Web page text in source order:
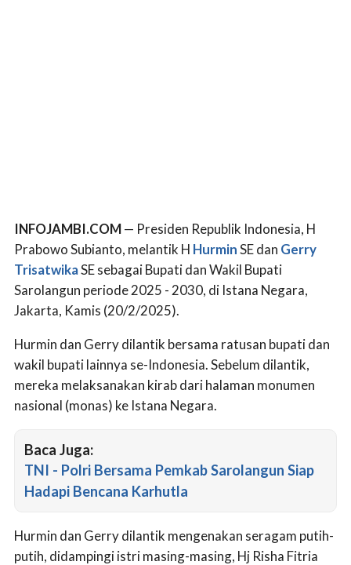
INFOJAMBI.COM— Presiden Republik Indonesia, H
Prabowo Subianto, melantik H HurminSE dan Gerry
TrisatwikaSE sebagai Bupati dan Wakil Bupati
Sarolangun periode 2025 - 2030, di Istana Negara,
Jakarta, Kamis (20/2/2025).
Hurmin dan Gerry dilantik bersama ratusan bupati dan
wakil bupati lainnya se-Indonesia. Sebelum dilantik,
mereka melaksanakan kirab dari halaman monumen
nasional (monas) ke Istana Negara.
Baca Juga:
TNI - Polri Bersama Pemkab Sarolangun Siap
Hadapi Bencana Karhutla
Hurmin dan Gerry dilantik mengenakan seragam putih-
putih, didampingi istri masing-masing, Hj Risha Fitria